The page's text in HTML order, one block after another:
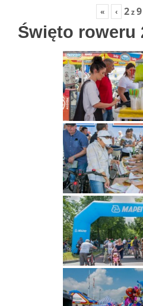
« ‹ 2z9
Święto roweru